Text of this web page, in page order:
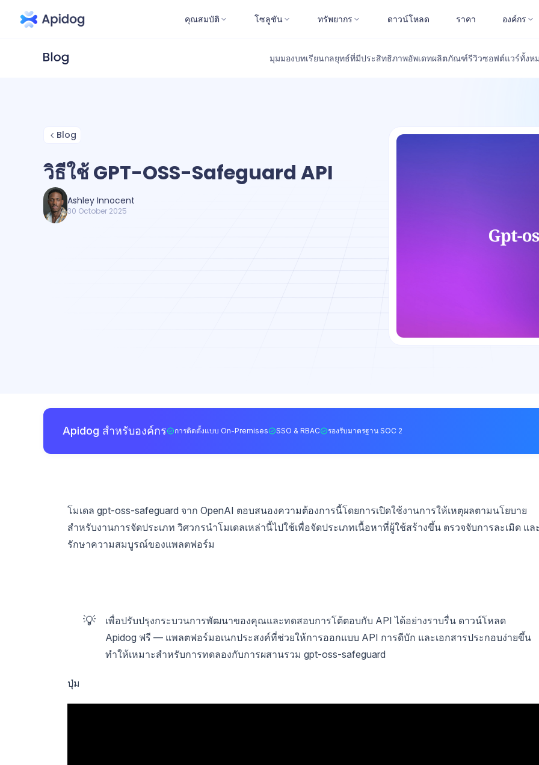
คุณสมบัติ โซลูชัน ทรัพยากร ดาวน์โหลด ราคา องค์กร
มุมมองบทเรียนกลยุทธ์ที่มีประสิทธิภาพอัพเดทผลิตภัณฑ์รีวิวซอฟต์แวร์ทั้งห
Blog
วิธีใช้ GPT-OSS-Safeguard API
Ashley Innocent
30 October 2025
Apidog สำหรับองค์กร การติดตั้งแบบ On-Premises SSO & RBAC รองรับมาตรฐาน SOC 2
โมเดล gpt-oss-safeguard จาก OpenAI ตอบสนองความต้องการนี้โดยการเปิดใช้งานการให้เหตุผลตามนโยบาย
สำหรับงานการจัดประเภท วิศวกรนำโมเดลเหล่านี้ไปใช้เพื่อจัดประเภทเนื้อหาที่ผู้ใช้สร้างขึ้น ตรวจจับการละเมิด แล
รักษาความสมบูรณ์ของแพลตฟอร์ม
💡
เพื่อปรับปรุงกระบวนการพัฒนาของคุณและทดสอบการโต้ตอบกับ API ได้อย่างราบรื่น ดาวน์โหลด
Apidog ฟรี — แพลตฟอร์มอเนกประสงค์ที่ช่วยให้การออกแบบ API การดีบัก และเอกสารประกอบง่ายขึ้น
ทำให้เหมาะสำหรับการทดลองกับการผสานรวม gpt-oss-safeguard
ปุ่ม